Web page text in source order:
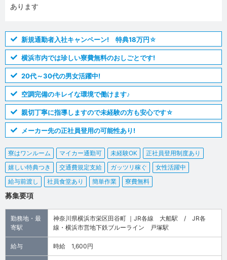
あります
新規通勤者入社キャンペーン! 特典18万円☆
横浜市内では珍しい寮費無料のおしごとです!
20代～30代の男女活躍中!
空調完備のキレイな環境で働けます♪
親切丁寧に指導しますので未経験の方も安心です☆
メーカー先の正社員登用の可能性あり!
寮はワンルーム マイカー通勤可 未経験OK
正社員登用制度あり
嬉しい特典つき
交通費規定支給 ガッツリ稼ぐ
女性活躍中
給与前渡し
社員食堂あり 簡単作業 寮費無料
募集要項
勤務地・最
寄駅
神奈川県横浜市栄区田谷町 ｜JR各線 大船駅 / JR各
線・横浜市営地下鉄ブルーライン 戸塚駅
給与 時給 1,600円